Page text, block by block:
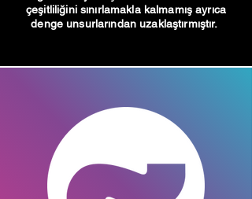
çeşitliliğini sınırlamakla kalmamış ayrıca
denge unsurlarından uzaklaştırmıştır.